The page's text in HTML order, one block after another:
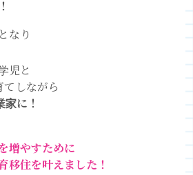
なり
児と
しながら
に！
増やすために
移住を叶えました！